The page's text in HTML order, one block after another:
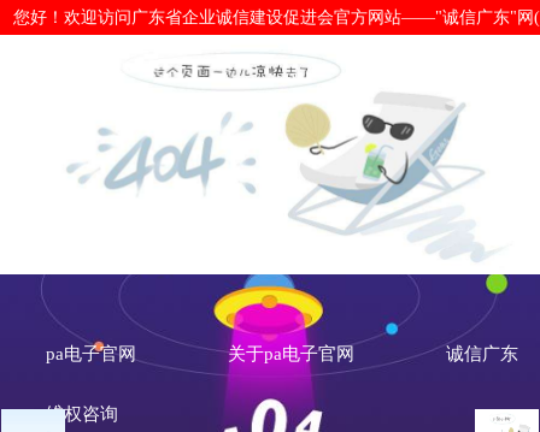
您好！欢迎访问广东省企业诚信建设促进会官方网站——"诚信广东"网
国家公共信用信息中心发布6月份新
及公告情况说明-pa电子官网
pa电子官网 关于pa电子官网 诚信广东
维权咨询